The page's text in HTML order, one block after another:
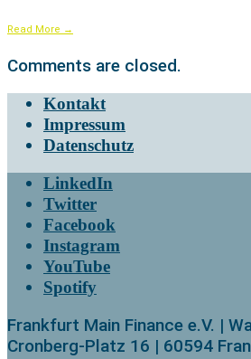
Read More →
Comments are closed.
Kontakt
Impressum
Datenschutz
LinkedIn
Twitter
Facebook
Instagram
YouTube
Spotify
Frankfurt Main Finance e.V. |
Cronberg-Platz 16 | 60594